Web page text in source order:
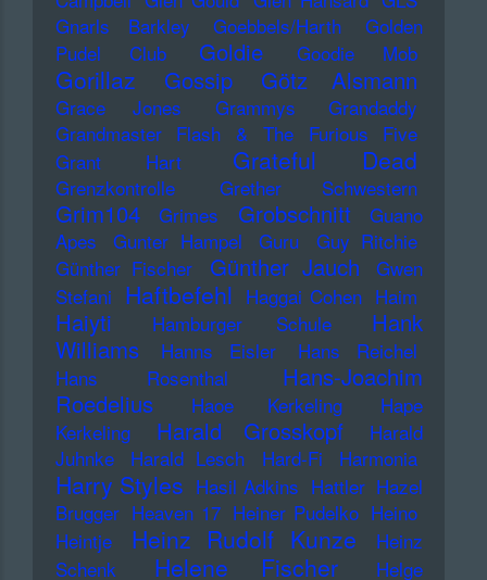
Gnarls Barkley
Goebbels/Harth
Golden
Pudel Club
Goldie Goodie Mob
Gorillaz Gossip Götz Alsmann
Grace Jones Grammys
Grandaddy
Grandmaster Flash & The Furious Five
Grant Hart
Grateful Dead
Grenzkontrolle Grether Schwestern
Grim104 Grimes Grobschnitt
Guano
Apes
Gunter Hampel Guru
Guy Ritchie
Günther Fischer
Günther Jauch
Gwen
Stefani Haftbefehl Haggai Cohen Haim
Haiyti Hamburger Schule
Hank
Williams
Hanns Eisler
Hans Reichel
Hans Rosenthal
Hans-Joachim
Roedelius
Haoe Kerkeling
Hape
Kerkeling
Harald Grosskopf
Harald
Juhnke
Harald Lesch Hard-Fi Harmonia
Harry Styles Hasil Adkins Hattler Hazel
Brugger Heaven 17 Heiner Pudelko Heino
Heintje
Heinz Rudolf Kunze
Heinz
Schenk
Helene Fischer Helge